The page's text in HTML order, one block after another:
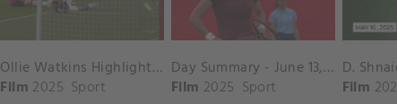
Ollie Watkins Highlights vs. Southampton
Film 2025 Sport
Day Summary - June 13, 2025
Film 2025 Sport
Film